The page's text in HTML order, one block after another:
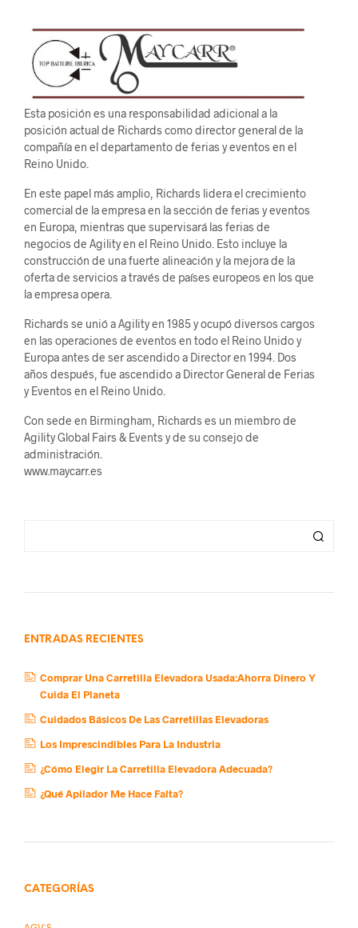
Esta posición es una responsabilidad adicional a la
posición actual de Richards como director general de la
compañía en el departamento de ferias y eventos en el
Reino Unido.
En este papel más amplio, Richards lidera el crecimiento
comercial de la empresa en la sección de ferias y eventos
en Europa, mientras que supervisará las ferias de
negocios de Agility en el Reino Unido. Esto incluye la
construcción de una fuerte alineación y la mejora de la
oferta de servicios a través de países europeos en los que
la empresa opera.
Richards se unió a Agility en 1985 y ocupó diversos cargos
en las operaciones de eventos en todo el Reino Unido y
Europa antes de ser ascendido a Director en 1994. Dos
años después, fue ascendido a Director General de Ferias
y Eventos en el Reino Unido.
Con sede en Birmingham, Richards es un miembro de
Agility Global Fairs & Events y de su consejo de
administración.
www.maycarr.es
ENTRADAS RECIENTES
Comprar Una Carretilla Elevadora Usada:Ahorra Dinero Y
Cuida El Planeta
Cuidados Básicos De Las Carretillas Elevadoras
Los Imprescindibles Para La Industria
¿Cómo Elegir La Carretilla Elevadora Adecuada?
¿Qué Apilador Me Hace Falta?
CATEGORÍAS